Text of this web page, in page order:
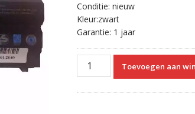
Conditie: nieuw
Kleur:zwart
Garantie: 1 jaar
Originele
laptop
Toevoegen aan